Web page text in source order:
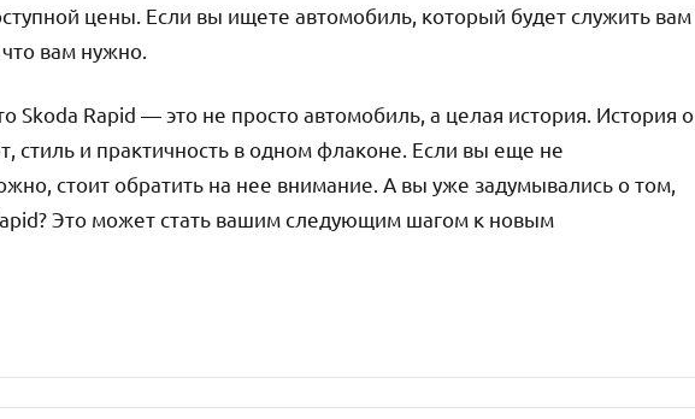
цены. Если вы ищете автомобиль, который будет служить вам
вам нужно.
Skoda Rapid — это не просто автомобиль, а целая история. История о
стиль и практичность в одном флаконе. Если вы еще не
стоит обратить на нее внимание. А вы уже задумывались о том,
Это может стать вашим следующим шагом к новым